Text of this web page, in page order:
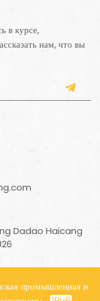
в курсе,
нам, что вы
Dadao Haicang
промышленная и